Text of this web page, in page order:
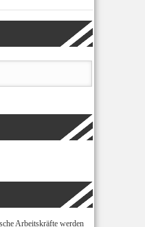
Arbeitskräfte werden